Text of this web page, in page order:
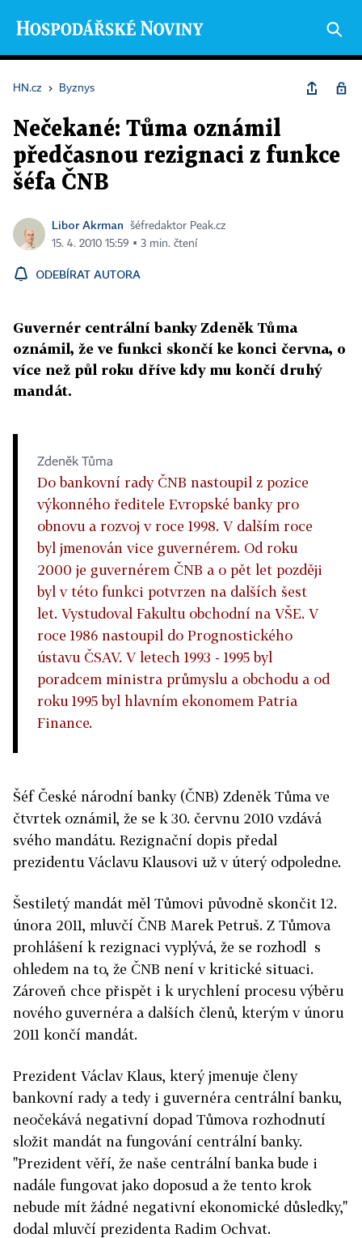
HN.cz › Byznys
Nečekané: Tůma oznámil
předčasnou rezignaci z funkce
šéfa ČNB
Libor Akrman
šéfredaktor Peak.cz
15. 4. 2010 15:59 ▪ 3 min. čtení
ODEBÍRAT AUTORA
Guvernér centrální banky Zdeněk Tůma
oznámil, že ve funkci skončí ke konci června, o
více než půl roku dříve kdy mu končí druhý
mandát.
Zdeněk Tůma
Do bankovní rady ČNB nastoupil z pozice
výkonného ředitele Evropské banky pro
obnovu a rozvoj v roce 1998. V dalším roce
byl jmenován vice guvernérem. Od roku
2000 je guvernérem ČNB a o pět let později
byl v této funkci potvrzen na dalších šest
let. Vystudoval Fakultu obchodní na VŠE. V
roce 1986 nastoupil do Prognostického
ústavu ČSAV. V letech 1993 - 1995 byl
poradcem ministra průmyslu a obchodu a od
roku 1995 byl hlavním ekonomem Patria
Finance.
Šéf České národní banky (ČNB) Zdeněk Tůma ve
čtvrtek oznámil, že se k 30. červnu 2010 vzdává
svého mandátu. Rezignační dopis předal
prezidentu Václavu Klausovi už v úterý odpoledne.
Šestiletý mandát měl Tůmovi původně skončit 12.
února 2011, mluvčí ČNB Marek Petruš. Z Tůmova
prohlášení k rezignaci vyplývá, že se rozhodl s
ohledem na to, že ČNB není v kritické situaci.
Zároveň chce přispět i k urychlení procesu výběru
nového guvernéra a dalších členů, kterým v únoru
2011 končí mandát.
Prezident Václav Klaus, který jmenuje členy
bankovní rady a tedy i guvernéra centrální banku,
neočekává negativní dopad Tůmova rozhodnutí
složit mandát na fungování centrální banky.
"Prezident věří, že naše centrální banka bude i
nadále fungovat jako doposud a že tento krok
nebude mít žádné negativní ekonomické důsledky,"
dodal mluvčí prezidenta Radim Ochvat.